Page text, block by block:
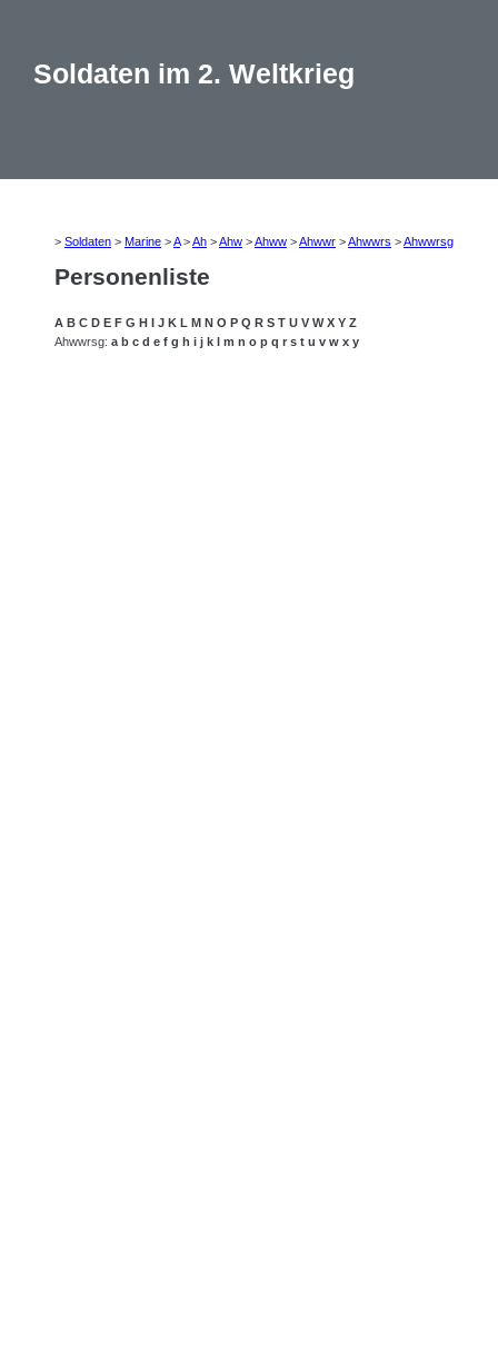
Soldaten im 2. Weltkrieg
> Soldaten > Marine >A>Ah >Ahw >Ahww >Ahwwr >Ahwwrs >Ahwwrsg
Personenliste
A B C D E F G H I J K L M N O P Q R S T U V W X Y Z
Ahwwrsg: a b c d e f g h i j k l m n o p q r s t u v w x y